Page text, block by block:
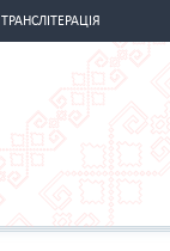
ТРАНСЛІТЕРАЦІЯ